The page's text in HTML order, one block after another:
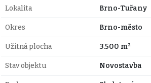
Lokalita Brno-Tuřany
Okres Brno-město
Užitná plocha 3.500 m²
Stav objektu Novostavba